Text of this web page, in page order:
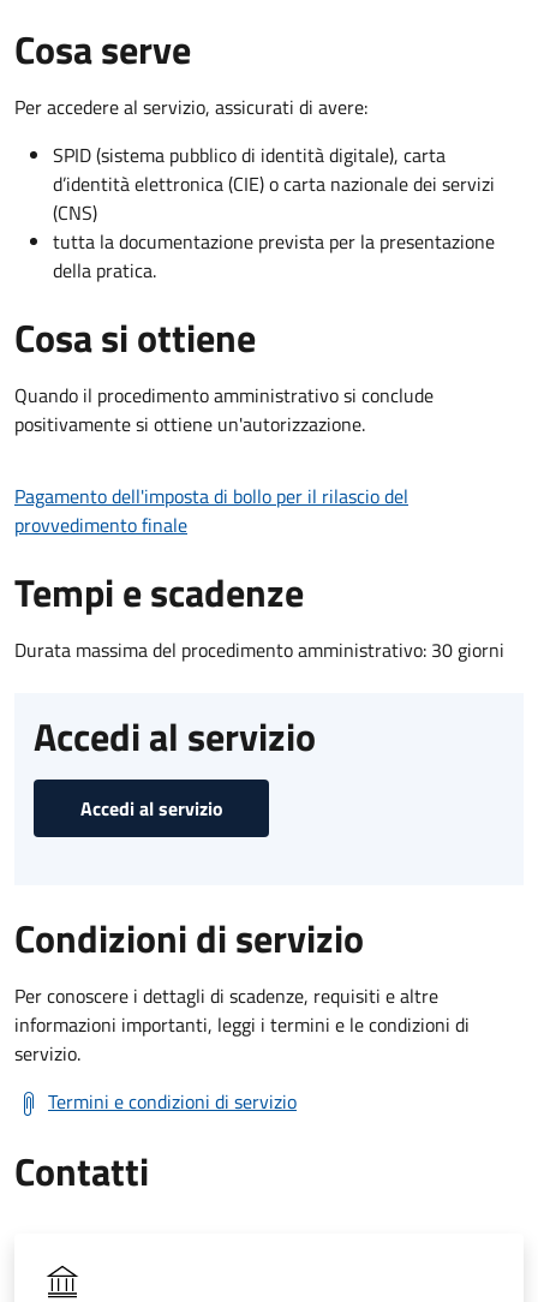
Cosa serve
Per accedere al servizio, assicurati di avere:
SPID (sistema pubblico di identità digitale), carta
d’identità elettronica (CIE) o carta nazionale dei servizi
(CNS)
tutta la documentazione prevista per la presentazione
della pratica.
Cosa si ottiene
Quando il procedimento amministrativo si conclude
positivamente si ottiene un'autorizzazione.
Pagamento dell'imposta di bollo per il rilascio del
provvedimento finale
Tempi e scadenze
Durata massima del procedimento amministrativo: 30 giorni
Accedi al servizio
Accedi al servizio
Condizioni di servizio
Per conoscere i dettagli di scadenze, requisiti e altre
informazioni importanti, leggi i termini e le condizioni di
servizio.
Termini e condizioni di servizio
Contatti